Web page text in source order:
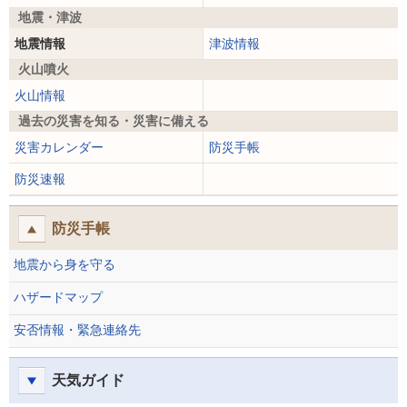
地震・津波
地震情報
津波情報
火山噴火
火山情報
過去の災害を知る・災害に備える
災害カレンダー
防災手帳
防災速報
防災手帳
地震から身を守る
ハザードマップ
安否情報・緊急連絡先
天気ガイド